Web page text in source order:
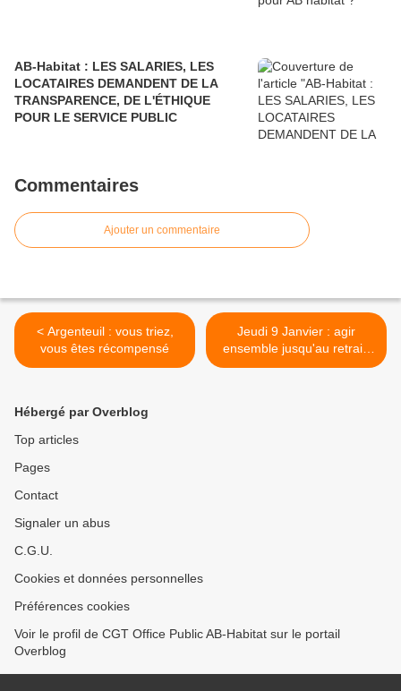
AB-Habitat : LES SALARIES, LES
LOCATAIRES DEMANDENT DE LA
TRANSPARENCE, DE L'ÉTHIQUE
POUR LE SERVICE PUBLIC
Commentaires
Ajouter un commentaire
< Argenteuil : vous triez,
vous êtes récompensé
Jeudi 9 Janvier : agir
ensemble jusqu'au retrait.
Pas question de travailler
Hébergé par Overblog
Top articles
Pages
Contact
Signaler un abus
C.G.U.
Cookies et données personnelles
Préférences cookies
Voir le profil de CGT Office Public AB-Habitat sur le portail
Overblog